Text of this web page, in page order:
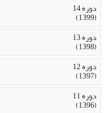
دوره 14
(1399)
دوره 13
(1398)
دوره 12
(1397)
دوره 11
(1396)